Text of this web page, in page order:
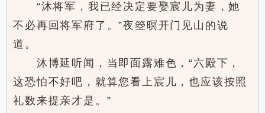
“沐将军，我已经决定要娶宸儿为妻，她
不必再回将军府了。”夜箜暝开门见山的说
道。
沐博延听闻，当即面露难色，“六殿下，
这恐怕不好吧，就算您看上宸儿，也应该按照
礼数来提亲才是。”